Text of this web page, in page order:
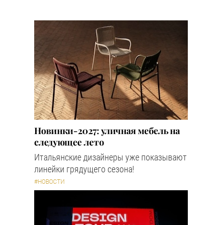
Новинки-2027: уличная мебель на
следующее лето
Итальянские дизайнеры уже показывают
линейки грядущего сезона!
#НОВОСТИ